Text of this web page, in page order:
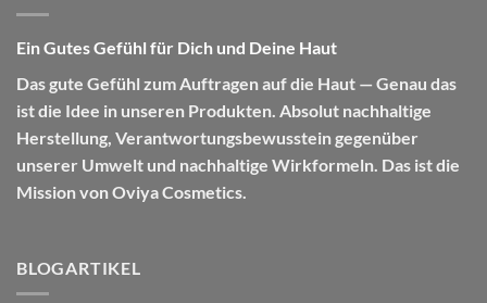
Ein Gutes Gefühl für Dich und Deine Haut
Das gute Gefühl zum Auftragen auf die Haut — Genau das
ist die Idee in unseren Produkten. Absolut nachhaltige
Herstellung, Verantwortungsbewusstein gegenüber
unserer Umwelt und nachhaltige Wirkformeln. Das ist die
Mission von Oviya Cosmetics.
BLOGARTIKEL